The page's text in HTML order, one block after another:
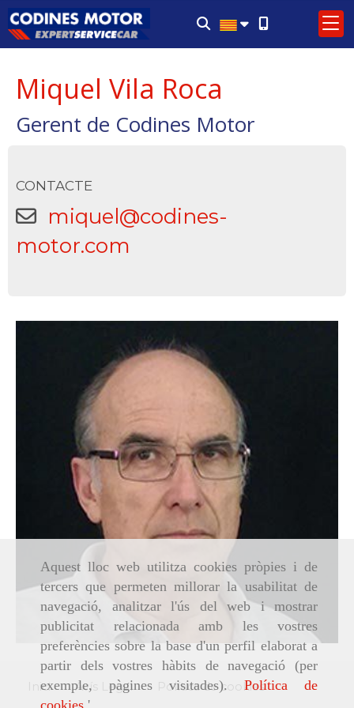
Aquest lloc web utilitza cookies pròpies i de
tercers que permeten millorar la usabilitat de
navegació, analitzar l'ús del web i mostrar
publicitat relacionada amb les vostres
preferències sobre la base d'un perfil elaborat a
partir dels vostres hàbits de navegació (per
exemple, pàgines visitades). Política de
Miquel Vila Roca
Gerent de Codines Motor
CONTACTE
miquel
codines-
motor.com
Inici Avís Legal Política de cookies